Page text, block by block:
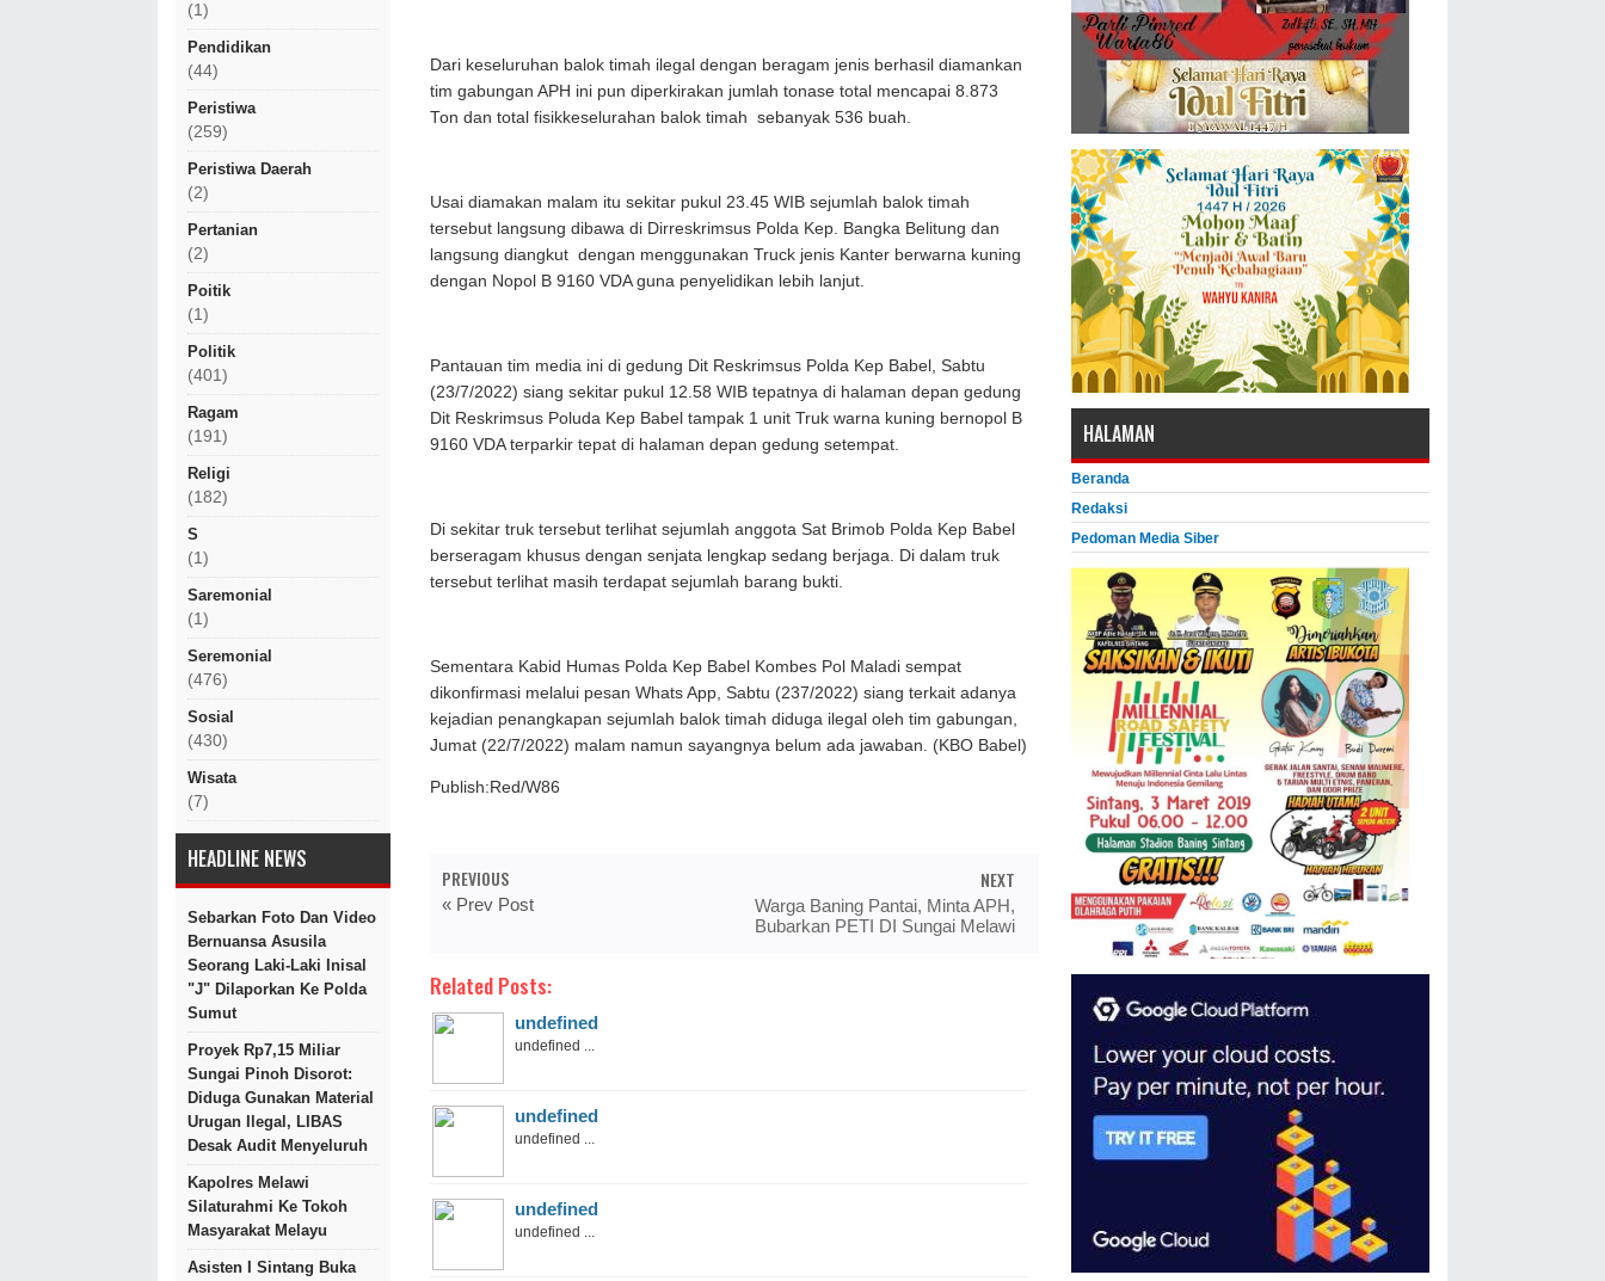
(1)
Pendidikan
(44)
Peristiwa
(259)
Peristiwa Daerah
(2)
Pertanian
(2)
Poitik
(1)
Politik
(401)
Ragam
(191)
Religi
(182)
S
(1)
Saremonial
(1)
Seremonial
(476)
Sosial
(430)
Wisata
(7)
HEADLINE NEWS
Sebarkan Foto Dan Video
Bernuansa Asusila
Seorang Laki-Laki Inisal
"J" Dilaporkan Ke Polda
Sumut
Proyek Rp7,15 Miliar
Sungai Pinoh Disorot:
Diduga Gunakan Material
Urugan Ilegal, LIBAS
Desak Audit Menyeluruh
Kapolres Melawi
Silaturahmi Ke Tokoh
Masyarakat Melayu
Asisten I Sintang Buka
Dari keseluruhan balok timah ilegal dengan beragam jenis berhasil diamankan
tim gabungan APH ini pun diperkirakan jumlah tonase total mencapai 8.873
Ton dan total fisikkeselurahan balok timah sebanyak 536 buah.
Usai diamakan malam itu sekitar pukul 23.45 WIB sejumlah balok timah
tersebut langsung dibawa di Dirreskrimsus Polda Kep. Bangka Belitung dan
langsung diangkut dengan menggunakan Truck jenis Kanter berwarna kuning
dengan Nopol B 9160 VDA guna penyelidikan lebih lanjut.
Pantauan tim media ini di gedung Dit Reskrimsus Polda Kep Babel, Sabtu
(23/7/2022) siang sekitar pukul 12.58 WIB tepatnya di halaman depan gedung
Dit Reskrimsus Poluda Kep Babel tampak 1 unit Truk warna kuning bernopol B
9160 VDA terparkir tepat di halaman depan gedung setempat.
Di sekitar truk tersebut terlihat sejumlah anggota Sat Brimob Polda Kep Babel
berseragam khusus dengan senjata lengkap sedang berjaga. Di dalam truk
tersebut terlihat masih terdapat sejumlah barang bukti.
Sementara Kabid Humas Polda Kep Babel Kombes Pol Maladi sempat
dikonfirmasi melalui pesan Whats App, Sabtu (237/2022) siang terkait adanya
kejadian penangkapan sejumlah balok timah diduga ilegal oleh tim gabungan,
Jumat (22/7/2022) malam namun sayangnya belum ada jawaban. (KBO Babel)
Publish:Red/W86
PREVIOUS
« Prev Post
NEXT
Warga Baning Pantai, Minta APH,
Bubarkan PETI DI Sungai Melawi
Related Posts:
undefined
undefined ...
undefined
undefined ...
undefined
undefined ...
HALAMAN
Beranda
Redaksi
Pedoman Media Siber